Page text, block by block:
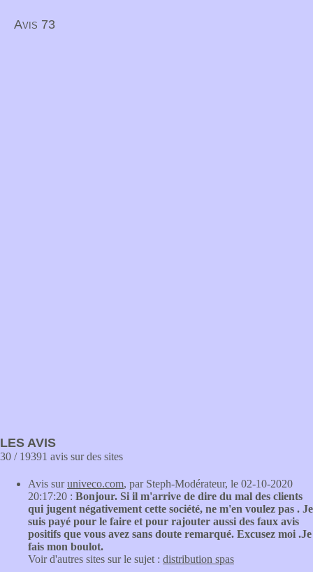
Avis 73
LES AVIS
30 / 19391 avis sur des sites
Avis suruniveco.com, par Steph-Modérateur, le 02-10-2020
20:17:20 : Bonjour. Si il m'arrive de dire du mal des clients
qui jugent négativement cette société, ne m'en voulez pas . Je
suis payé pour le faire et pour rajouter aussi des faux avis
positifs que vous avez sans doute remarqué. Excusez moi .Je
fais mon boulot.
Voir d'autres sites sur le sujet : distribution spas